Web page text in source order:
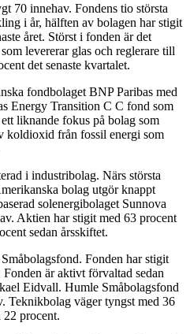
70 innehav. Fondens tio största
i år, hälften av bolagen har stigit
året. Störst i fonden är det
levererar glas och reglerare till
det senaste kvartalet.
fondbolaget BNP Paribas med
Energy Transition C C fond som
liknande fokus på bolag som
koldioxid från fossil energi som
i industribolag. Närs största
bolag utgör knappt
solenergibolaget Sunnova
Aktien har stigit med 63 procent
sedan årsskiftet.
Fonden har stigit
är aktivt förvaltad sedan
Eidvall. Humle Småbolagsfond
Teknikbolag väger tyngst med 36
procent.